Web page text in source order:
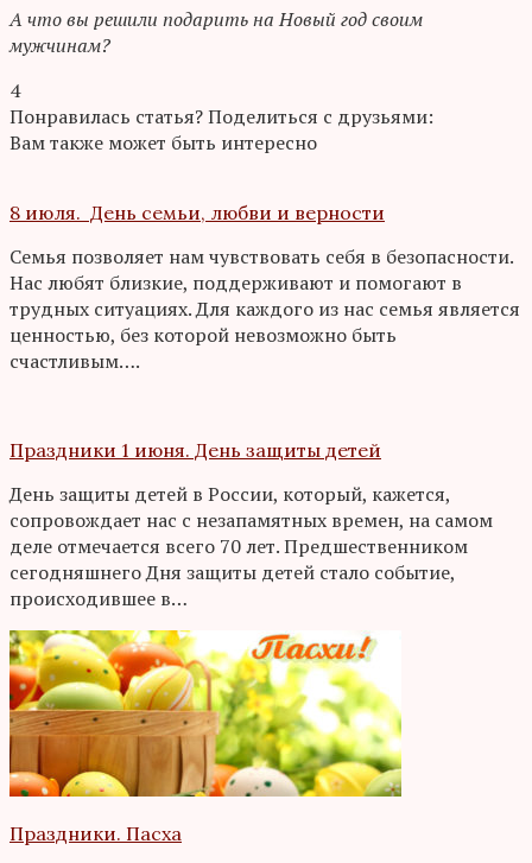
А что вы решили подарить на Новый год своим
мужчинам?
4
Понравилась статья? Поделиться с друзьями:
Вам также может быть интересно
8 июля. День семьи, любви и верности
Семья позволяет нам чувствовать себя в безопасности.
Нас любят близкие, поддерживают и помогают в
трудных ситуациях. Для каждого из нас семья является
ценностью, без которой невозможно быть
счастливым….
Праздники 1 июня. День защиты детей
День защиты детей в России, который, кажется,
сопровождает нас с незапамятных времен, на самом
деле отмечается всего 70 лет. Предшественником
сегодняшнего Дня защиты детей стало событие,
происходившее в…
Праздники. Пасха